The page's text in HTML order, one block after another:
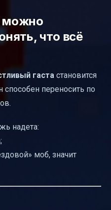
можно
что всё
гаста становится
способен переносить по
надета:
моб, значит